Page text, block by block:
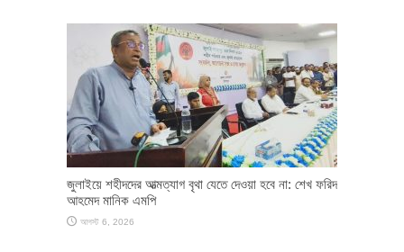
জুলাইয়ে শহীদদের আত্মত্যাগ বৃথা যেতে দেওয়া হবে না: শেখ ফরিদ
আহমেদ মানিক এমপি
আগস্ট 6, 2026